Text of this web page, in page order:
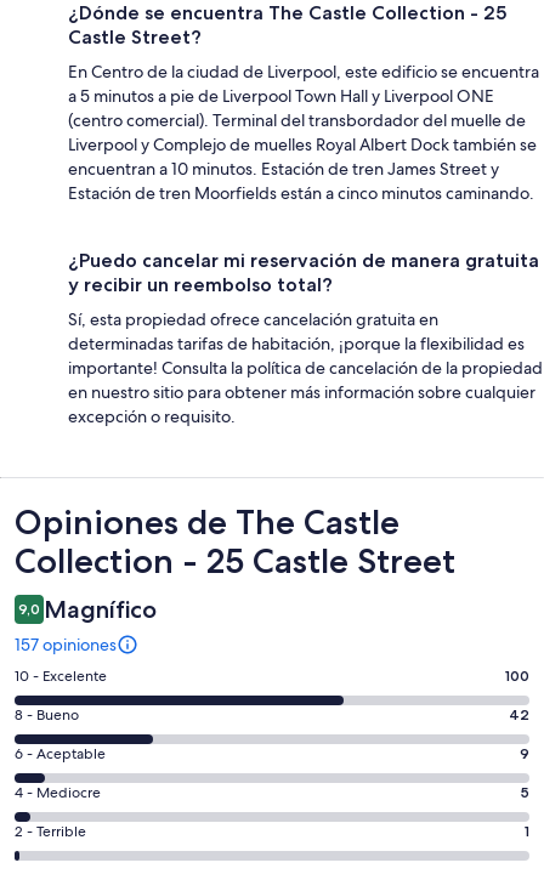
¿Dónde se encuentra The Castle Collection - 25
Castle Street?
En Centro de la ciudad de Liverpool, este edificio se encuentra
a 5 minutos a pie de Liverpool Town Hall y Liverpool ONE
(centro comercial). Terminal del transbordador del muelle de
Liverpool y Complejo de muelles Royal Albert Dock también se
encuentran a 10 minutos. Estación de tren James Street y
Estación de tren Moorfields están a cinco minutos caminando.
¿Puedo cancelar mi reservación de manera gratuita
y recibir un reembolso total?
Sí, esta propiedad ofrece cancelación gratuita en
determinadas tarifas de habitación, ¡porque la flexibilidad es
importante! Consulta la política de cancelación de la propiedad
en nuestro sitio para obtener más información sobre cualquier
excepción o requisito.
Opiniones
Opiniones de The Castle
Collection - 25 Castle Street
9,0 Magnífico
157 opiniones
Evaluación:
10
-
Excelente.
100
de
157
opiniones
10 - Excelente 100
Evaluación:
8
-
Bueno.
42
de
8 - Bueno 42
Evaluación:
6
-
Aceptable.
9
6 - Aceptable 9
Evaluación:
4
-
4 - Mediocre 5
Evaluación:
2
2 - Terrible 1